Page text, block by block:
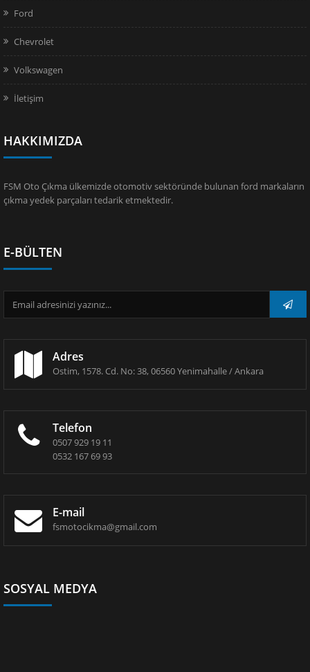
Ford
Chevrolet
Volkswagen
İletişim
HAKKIMIZDA
FSM Oto Çıkma ülkemizde otomotiv sektöründe bulunan ford markaların
çıkma yedek parçaları tedarik etmektedir.
E-BÜLTEN
Adres
Ostim, 1578. Cd. No: 38, 06560 Yenimahalle / Ankara
Telefon
0507 929 19 11
0532 167 69 93
E-mail
fsmotocikma@gmail.com
SOSYAL MEDYA